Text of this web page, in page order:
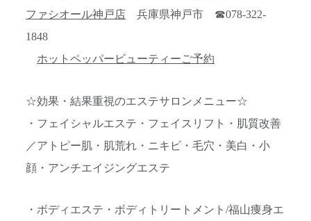
ファシオール神戸店 兵庫県神戸市 ☎078-322-
1848
ホットペッパービューティーご予約
☆効果・結果重視のエステサロンメニュー☆
・フェイシャルエステ・フェイスリフト・肌質改善
／アトピー肌・肌荒れ・ニキビ・毛穴・美白・小
顔・アンチエイジングエステ
・ボディエステ・ボディトリートメント/福山痩身エ